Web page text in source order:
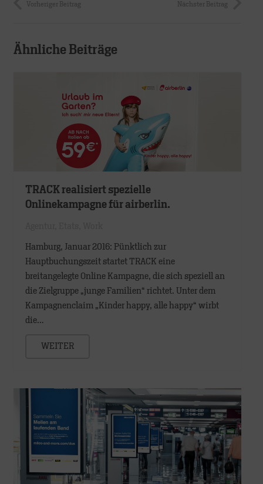
Vorheriger Beitrag Nächster Beitrag
Ähnliche Beiträge
TRACK realisiert spezielle
Onlinekampagne für airberlin.
Hamburg, Januar 2016: Pünktlich zur
Hauptbuchungszeit startet TRACK eine
breitangelegte Online Kampagne, die sich speziell an
die Zielgruppe „junge Familien“ richtet. Unter dem
Kampagnenclaim „Kinder happy, alle happy“ wirbt
die…
WEITER